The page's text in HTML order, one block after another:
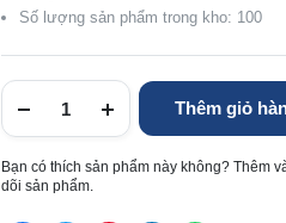
Số lượng sản phẩm trong kho: 100
Thêm giỏ
Bạn có thích sản phẩm này không? Thêm
dõi sản phẩm.